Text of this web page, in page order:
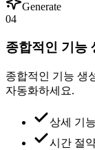
Generate
04
종합적인 기능
종합적인 기능 생
자동화하세요.
상세 기
시간 절